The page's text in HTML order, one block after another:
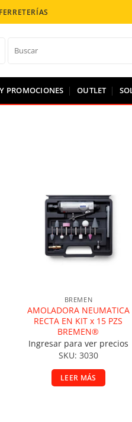
por:
PROMOCIONES OUTLET
Añadir a la lista de deseos
BREMEN
AMOLADORA NEUMATICA
RECTA EN KIT x 15 PZS
BREMEN®
Ingresar para ver precios
SKU: 3030
LEER MÁS